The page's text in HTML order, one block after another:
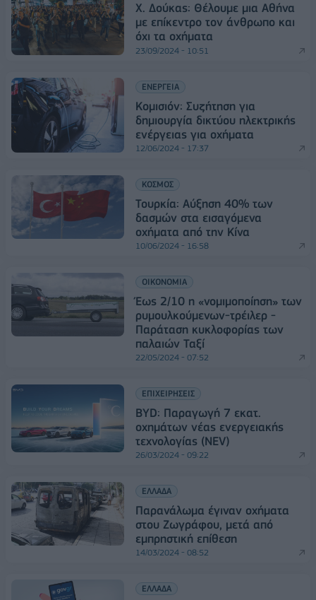
Χ. Δούκας: Θέλουμε μια Αθήνα
με επίκεντρο τον άνθρωπο και
όχι τα οχήματα
23/09/2024 - 10:51
ΕΝΕΡΓΕΙΑ
Κομισιόν: Συζήτηση για
δημιουργία δικτύου ηλεκτρικής
ενέργειας για οχήματα
12/06/2024 - 17:37
ΚΟΣΜΟΣ
Τουρκία: Αύξηση 40% των
δασμών στα εισαγόμενα
οχήματα από την Κίνα
10/06/2024 - 16:58
ΟΙΚΟΝΟΜΙΑ
Έως 2/10 η «νομιμοποίηση» των
ρυμουλκούμενων-τρέιλερ -
Παράταση κυκλοφορίας των
παλαιών Ταξί
22/05/2024 - 07:52
ΕΠΙΧΕΙΡΗΣΕΙΣ
BYD: Παραγωγή 7 εκατ.
οχημάτων νέας ενεργειακής
τεχνολογίας (NEV)
26/03/2024 - 09:22
ΕΛΛΑΔΑ
Παρανάλωμα έγιναν οχήματα
στου Ζωγράφου, μετά από
εμπρηστική επίθεση
14/03/2024 - 08:52
ΕΛΛΑΔΑ